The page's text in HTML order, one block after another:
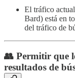
El tráfico
Bard) está en
del tráfico de
👥 Permitir que
resultados de